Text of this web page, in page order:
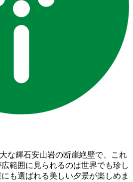
な輝石安山岩の断崖絶壁で、これ
範囲に見られるのは世界でも珍し
も選ばれる美しい夕景が楽しめま